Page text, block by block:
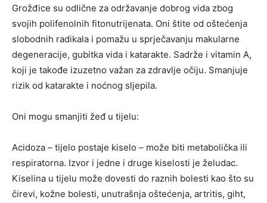
Grožđice su odlične za održavanje dobrog vida zbog
svojih polifenolnih fitonutrijenata. Oni štite od oštećenja
slobodnih radikala i pomažu u sprječavanju makularne
degeneracije, gubitka vida i katarakte. Sadrže i vitamin A,
koji je takođe izuzetno važan za zdravlje očiju. Smanjuje
rizik od katarakte i noćnog sljepila.
Oni mogu smanjiti žeđ u tijelu:
Acidoza – tijelo postaje kiselo – može biti metabolička ili
respiratorna. Izvor i jedne i druge kiselosti je želudac.
Kiselina u tijelu može dovesti do raznih bolesti kao što su
čirevi, kožne bolesti, unutrašnja oštećenja, artritis, giht,